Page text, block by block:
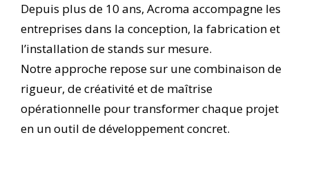
Depuis plus de 10 ans, Acroma accompagne les
entreprises dans la conception, la fabrication et
l’installation de stands sur mesure.
Notre approche repose sur une combinaison de
rigueur, de créativité et de maîtrise
opérationnelle pour transformer chaque projet
en un outil de développement concret.